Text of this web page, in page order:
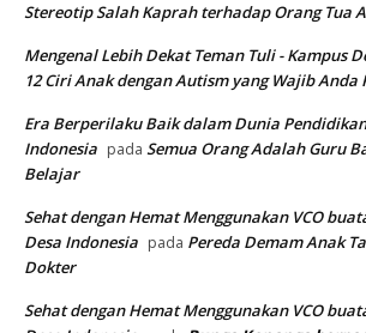
Stereotip Salah Kaprah terhadap Orang Tua
Mengenal Lebih Dekat Teman Tuli - Kampus
12 Ciri Anak dengan Autism yang Wajib Anda
Era Berperilaku Baik dalam Dunia
Indonesia pada Semua Orang Adalah Guru
Belajar
Sehat dengan Hemat Menggunakan VCO
Desa Indonesia pada Pereda Demam Anak
Dokter
Sehat dengan Hemat Menggunakan VCO